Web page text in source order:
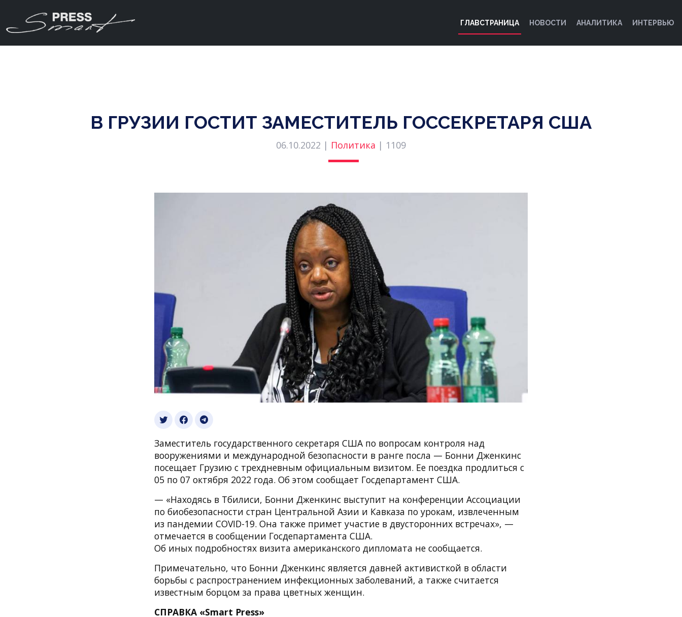
ГЛАВСТРАНИЦА НОВОСТИ АНАЛИТИКА ИНТЕРВЬЮ
В ГРУЗИИ ГОСТИТ ЗАМЕСТИТЕЛЬ ГОССЕКРЕТАРЯ США
06.10.2022 | Политика | 1109
Заместитель государственного секретаря США по вопросам контроля над
вооружениями и международной безопасности в ранге посла — Бонни Дженкинс
посещает Грузию с трехдневным официальным визитом. Ее поездка продлиться с
05 по 07 октября 2022 года. Об этом сообщает Госдепартамент США.
— «Находясь в Тбилиси, Бонни Дженкинс выступит на конференции Ассоциации
по биобезопасности стран Центральной Азии и Кавказа по урокам, извлеченным
из пандемии COVID-19. Она также примет участие в двусторонних встречах», —
отмечается в сообщении Госдепартамента США.
Об иных подробностях визита американского дипломата не сообщается.
Примечательно, что Бонни Дженкинс является давней активисткой в области
борьбы с распространением инфекционных заболеваний, а также считается
известным борцом за права цветных женщин.
СПРАВКА «Smart Press»